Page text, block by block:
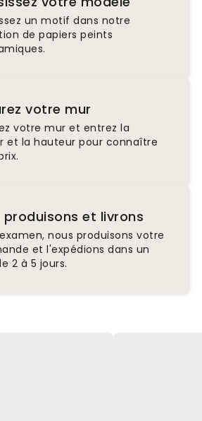
un motif dans notre
de papiers peints
votre mur
votre mur et entrez la
et la hauteur pour connaître
produisons et livrons
nous produisons votre
et l'expédions dans un
2 à 5 jours.